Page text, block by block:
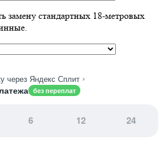
замену стандартных 18-метровых
через Яндекс Сплит ›
без переплат
6 12 24